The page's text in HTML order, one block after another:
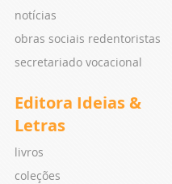
notícias
obras sociais redentoristas
secretariado vocacional
Editora Ideias &
Letras
livros
coleções